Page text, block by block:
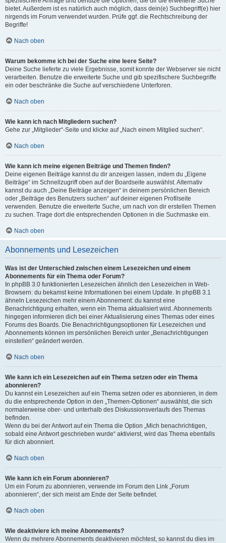
bietet. Außerdem ist es natürlich auch möglich, dass dein(e) Suchbegriff(e) hier
nirgends im Forum verwendet wurden. Prüfe ggf. die Rechtschreibung der
Begriffe!
Nach oben
Warum bekomme ich bei der Suche eine leere Seite?
Deine Suche lieferte zu viele Ergebnisse, somit konnte der Webserver sie nicht
verarbeiten. Benutze die erweiterte Suche und gib spezifischere Suchbegriffe
ein oder beschränke die Suche auf verschiedene Unterforen.
Nach oben
Wie kann ich nach Mitgliedern suchen?
Gehe zur „Mitglieder“-Seite und klicke auf „Nach einem Mitglied suchen“.
Nach oben
Wie kann ich meine eigenen Beiträge und Themen finden?
Deine eigenen Beiträge kannst du dir anzeigen lassen, indem du „Eigene
Beiträge“ im Schnellzugriff oben auf der Boardseite auswählst. Alternativ
kannst du auch „Deine Beiträge anzeigen“ in deinem persönlichen Bereich
oder „Beiträge des Benutzers suchen“ auf deiner eigenen Profilseite
verwenden. Benutze die erweiterte Suche, um nach von dir erstellen Themen
zu suchen. Trage dort die entsprechenden Optionen in die Suchmaske ein.
Nach oben
Abonnements und Lesezeichen
Was ist der Unterschied zwischen einem Lesezeichen und einem
Abonnements für ein Thema oder Forum?
In phpBB 3.0 funktionierten Lesezeichen ähnlich den Lesezeichen in Web-
Browsern: du bekamst keine Informationen bei einem Update. In phpBB 3.1
ähneln Lesezeichen mehr einem Abonnement: du kannst eine
Benachrichtigung erhalten, wenn ein Thema aktualisiert wird. Abonnements
hingegen informieren dich bei einer Aktualisierung eines Themas oder eines
Forums des Boards. Die Benachrichtigungsoptionen für Lesezeichen und
Abonnements können im persönlichen Bereich unter „Benachrichtigungen
einstellen“ geändert werden.
Nach oben
Wie kann ich ein Lesezeichen auf ein Thema setzen oder ein Thema
abonnieren?
Du kannst ein Lesezeichen auf ein Thema setzen oder es abonnieren, in dem
du die entsprechende Option in den „Themen-Optionen“ auswählst, die sich
normalerweise ober- und unterhalb des Diskussionsverlaufs des Themas
befinden.
Wenn du bei der Antwort auf ein Thema die Option „Mich benachrichtigen,
sobald eine Antwort geschrieben wurde“ aktivierst, wird das Thema ebenfalls
für dich abonniert.
Nach oben
Wie kann ich ein Forum abonnieren?
Um ein Forum zu abonnieren, verwende im Forum den Link „Forum
abonnieren“, der sich meist am Ende der Seite befindet.
Nach oben
Wie deaktiviere ich meine Abonnements?
Wenn du mehrere Abonnements deaktivieren möchtest, so kannst du dies im